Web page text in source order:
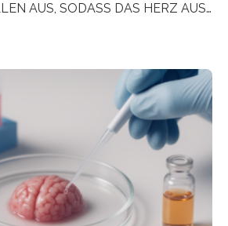
AUS, SODASS DAS HERZ AUS
Zentrum für Herzinsuffizienz
warum der Energietransport bei
(HCM) versagen
eine Verringerung der
des oxidativen Stresses
reduzieren lassen. Würzburg. Die
(HCM) ist die häufigste
Sie führt dazu, dass
verdickt, der Herzmuskel zu